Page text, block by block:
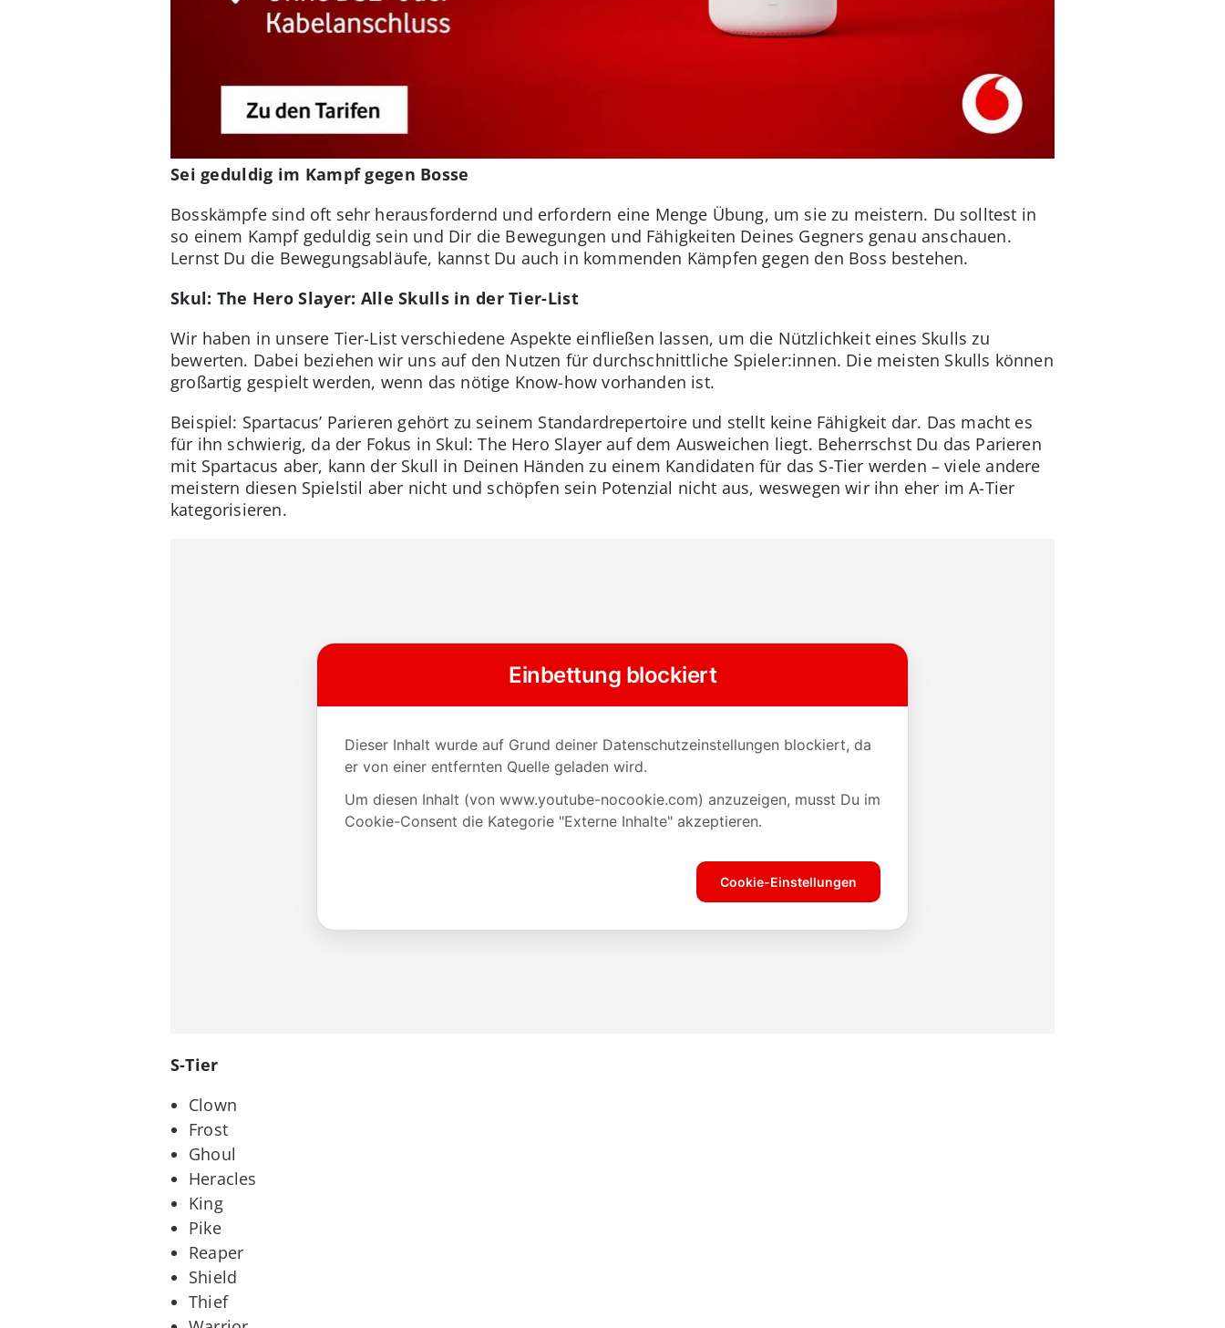
Sei geduldig im Kampf gegen Bosse
Bosskämpfe sind oft sehr herausfordernd und erfordern eine Menge Übung, um sie zu meistern. Du solltest in
so einem Kampf geduldig sein und Dir die Bewegungen und Fähigkeiten Deines Gegners genau anschauen.
Lernst Du die Bewegungsabläufe, kannst Du auch in kommenden Kämpfen gegen den Boss bestehen.
Skul: The Hero Slayer: Alle Skulls in der Tier-List
Wir haben in unsere Tier-List verschiedene Aspekte einfließen lassen, um die Nützlichkeit eines Skulls zu
bewerten. Dabei beziehen wir uns auf den Nutzen für durchschnittliche Spieler:innen. Die meisten Skulls können
großartig gespielt werden, wenn das nötige Know-how vorhanden ist.
Beispiel: Spartacus’ Parieren gehört zu seinem Standardrepertoire und stellt keine Fähigkeit dar. Das macht es
für ihn schwierig, da der Fokus in Skul: The Hero Slayer auf dem Ausweichen liegt. Beherrschst Du das Parieren
mit Spartacus aber, kann der Skull in Deinen Händen zu einem Kandidaten für das S-Tier werden – viele andere
meistern diesen Spielstil aber nicht und schöpfen sein Potenzial nicht aus, weswegen wir ihn eher im A-Tier
kategorisieren.
S-Tier
Clown
Frost
Ghoul
Heracles
King
Pike
Reaper
Shield
Thief